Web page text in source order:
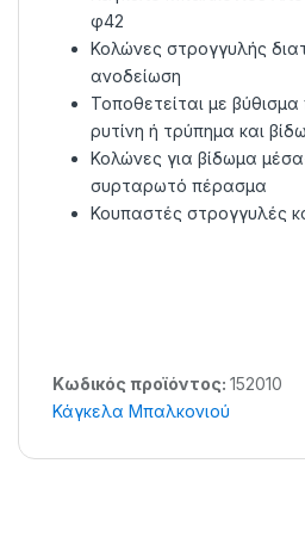
φ42
Κολώνες στρογγυλής
ανοδείωση
Τοποθετείται με
ρυτίνη ή τρύπημα και
Κολώνες για βίδωμα
συρταρωτό πέρασμα
Κουπαστές στρογγυλές
Κωδικός προϊόντος: 152010
Κάγκελα Μπαλκονιού